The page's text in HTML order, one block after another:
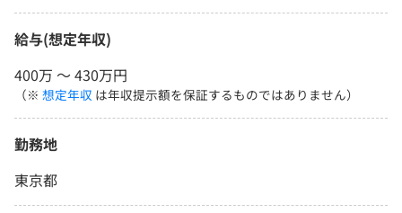
給与(想定年収)
400万 〜 430万円
（※ 想定年収 は年収提示額を保証するものではありません）
勤務地
東京都